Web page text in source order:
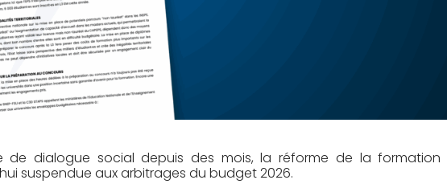
de dialogue social depuis des mois, la réforme de la formation
suspendue aux arbitrages du budget 2026.